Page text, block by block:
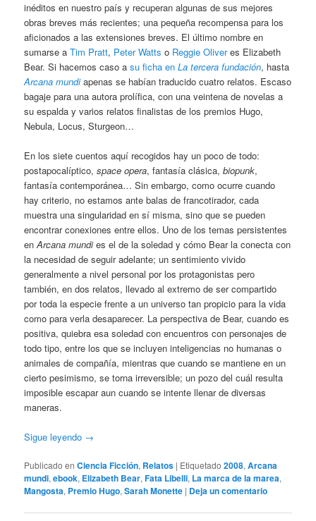
inéditos en nuestro país y recuperan algunas de sus mejores
obras breves más recientes; una pequeña recompensa para los
aficionados a las extensiones breves. El último nombre en
sumarse aTim Pratt, Peter Watts o Reggie Oliveres Elizabeth
Bear. Si hacemos caso asu ficha enLa tercera fundación, hasta
Arcana mundiapenas se habían traducido cuatro relatos. Escaso
bagaje para una autora prolífica, con una veintena de novelas a
su espalda y varios relatos finalistas de los premios Hugo,
Nebula, Locus, Sturgeon…
En los siete cuentos aquí recogidos hay un poco de todo:
postapocalíptico,space opera, fantasía clásica,biopunk,
fantasía contemporánea… Sin embargo, como ocurre cuando
hay criterio, no estamos ante balas de francotirador, cada
muestra una singularidad en sí misma, sino que se pueden
encontrar conexiones entre ellos. Uno de los temas persistentes
enArcana mundies el de la soledad y cómo Bear la conecta con
la necesidad de seguir adelante; un sentimiento vivido
generalmente a nivel personal por los protagonistas pero
también, en dos relatos, llevado al extremo de ser compartido
por toda la especie frente a un universo tan propicio para la vida
como para verla desaparecer. La perspectiva de Bear, cuando es
positiva, quiebra esa soledad con encuentros con personajes de
todo tipo, entre los que se incluyen inteligencias no humanas o
animales de compañía, mientras que cuando se mantiene en un
cierto pesimismo, se torna irreversible; un pozo del cuál resulta
imposible escapar aun cuando se intente llenar de diversas
maneras.
Sigue leyendo →
Publicado en Ciencia Ficción, Relatos | Etiquetado 2008,Arcana
mundi,ebook, Elizabeth Bear,Fata Libelli, La marca de la marea,
Mangosta, Premio Hugo,Sarah Monette | Deja un comentario